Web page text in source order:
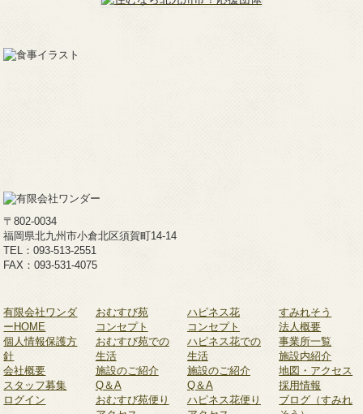
〒802-0034
福岡県北九州市小倉北区須賀町14-14
TEL：093-513-2551
FAX：093-531-4075
有限会社ワンダ
ーHOME
個人情報保護方
針
会社概要
スタッフ募集
ログイン
おむすび苑
コンセプト
おむすび苑での
生活
施設のご紹介
Q＆A
おむすび苑便り
ハピネス花
コンセプト
ハピネス花での
生活
施設のご紹介
Q＆A
ハピネス花便り
すみれそう
法人概要
事業所一覧
施設内紹介
地図・アクセス
採用情報
ブログ（すみれ